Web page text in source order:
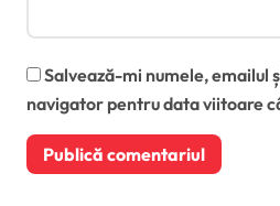
Salvează-mi numele, emailul
navigator pentru data viitoare